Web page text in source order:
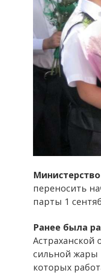
переносить
парты 1
Ранее была
Астраханской
сильной жары
которых